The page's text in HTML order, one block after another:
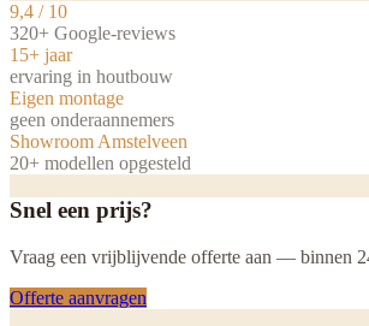
9,4 / 10
320+ Google-reviews
15+ jaar
ervaring in houtbouw
Eigen montage
geen onderaannemers
Showroom Amstelveen
20+ modellen opgesteld
Snel een prijs?
Vraag een vrijblijvende offerte aan — binnen
Offerte aanvragen